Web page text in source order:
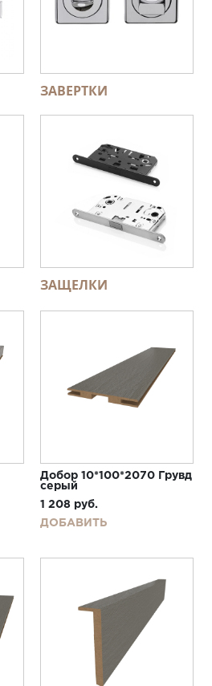
ЗАВЕРТКИ
ЗАЩЕЛКИ
Добор 10*100*2070 Грувд
серый
1 208 руб.
ДОБАВИТЬ